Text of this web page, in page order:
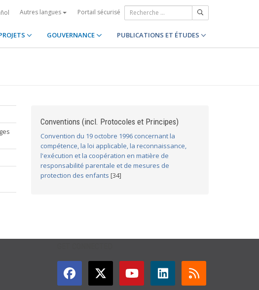
Autres langues Portail sécurisé
GOUVERNANCE PUBLICATIONS ET ÉTUDES
Conventions (incl. Protocoles et Principes)
Convention du 19 octobre 1996 concernant la
compétence, la loi applicable, la reconnaissance,
l'exécution et la coopération en matière de
responsabilité parentale et de mesures de
protection des enfants [34]